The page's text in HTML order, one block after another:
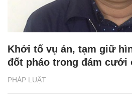
PHÁP LUẬT
Khởi tố vụ án, tạm giữ
đốt pháo trong đám cưới